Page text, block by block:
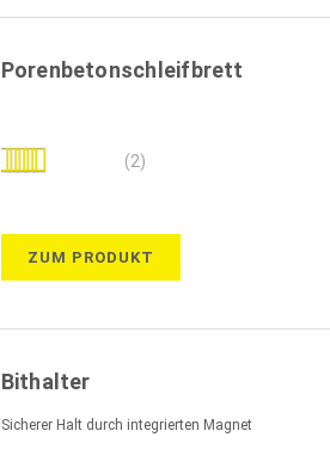
Porenbetonschleifbrett
Bewertung: (2)
ZUM PRODUKT
Bithalter
Sicherer Halt durch integrierten Magnet